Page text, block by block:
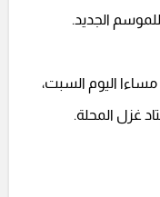
الجديد.
مساءا اليوم السبت،
غزل المحلة.